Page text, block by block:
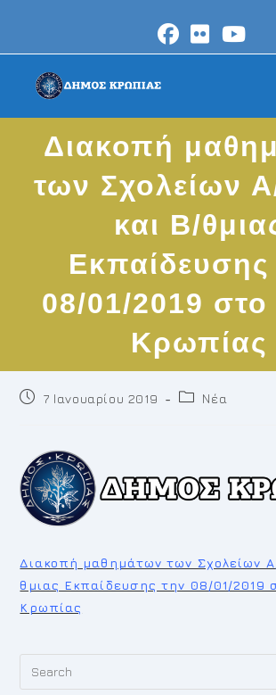
content
Διακοπή
των Σχολείων
και Β/
Εκπαίδευσης
08/01/2019
Κρωπίας
Post7 Ιανουαρίου 2019
PostΝέα
Διακοπή μαθημάτων των Σχολείων
θμιας Εκπαίδευσης την 08/01/2019
Κρωπίας